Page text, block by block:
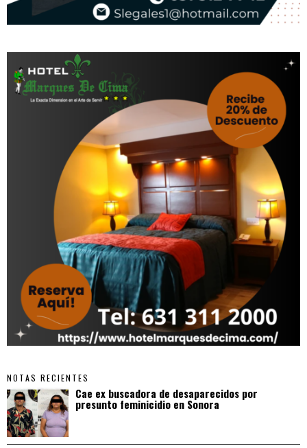
NOTAS RECIENTES
Cae ex buscadora de desaparecidos por
presunto feminicidio en Sonora